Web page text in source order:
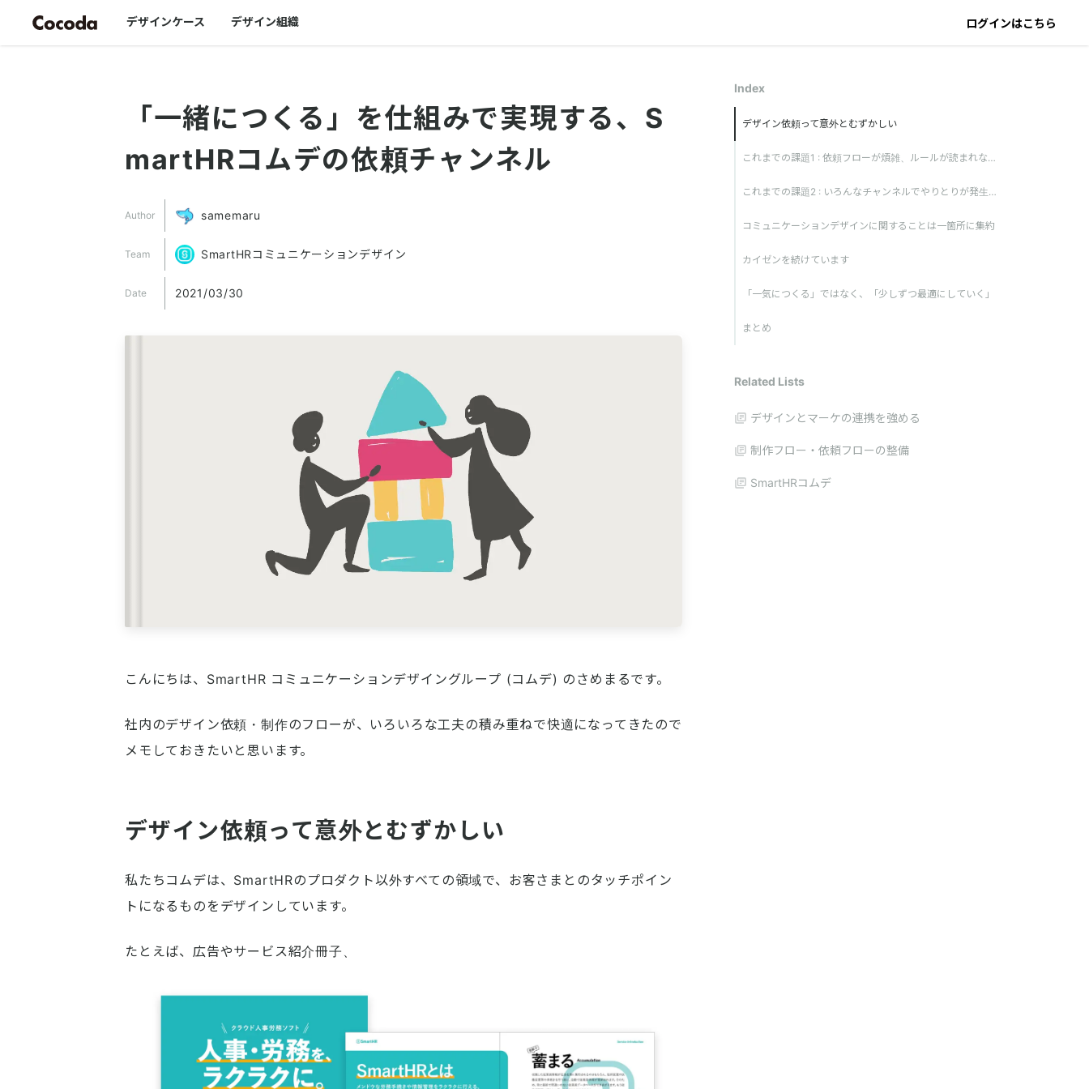
デザインケース デザイン組織 ログインはこちら
「一緒につくる」を仕組みで実現する、S
martHRコムデの依頼チャンネル
Author samemaru
Team SmartHRコミュニケーションデザイン
Date 2021/03/30
こんにちは、SmartHR コミュニケーションデザイングループ (コムデ) のさめまるです。
社内のデザイン依頼・制作のフローが、いろいろな工夫の積み重ねで快適になってきたので
メモしておきたいと思います。
デザイン依頼って意外とむずかしい
私たちコムデは、SmartHRのプロダクト以外すべての領域で、お客さまとのタッチポイン
トになるものをデザインしています。
たとえば、広告やサービス紹介冊子、
Index
デザイン依頼って意外とむずかしい
これまでの課題1 : 依頼フローが煩雑、ルールが読まれない
これまでの課題2 : いろんなチャンネルでやりとりが発生してカオス
コミュニケーションデザインに関することは一箇所に集約
カイゼンを続けています
「一気につくる」ではなく、「少しずつ最適にしていく」
まとめ
Related Lists
デザインとマーケの連携を強める
制作フロー・依頼フローの整備
SmartHRコムデ